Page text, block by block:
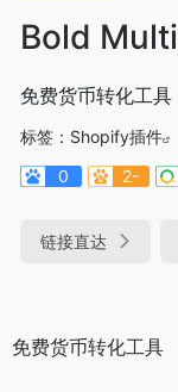
Bold
免费货币转化工具
标签： Shopify插件
0
2-
链接直达
免费货币转化工具